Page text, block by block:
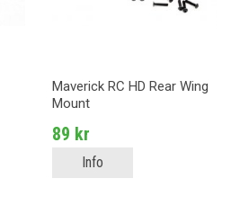
Maverick RC HD Rear Wing
Mount
89 kr
Info